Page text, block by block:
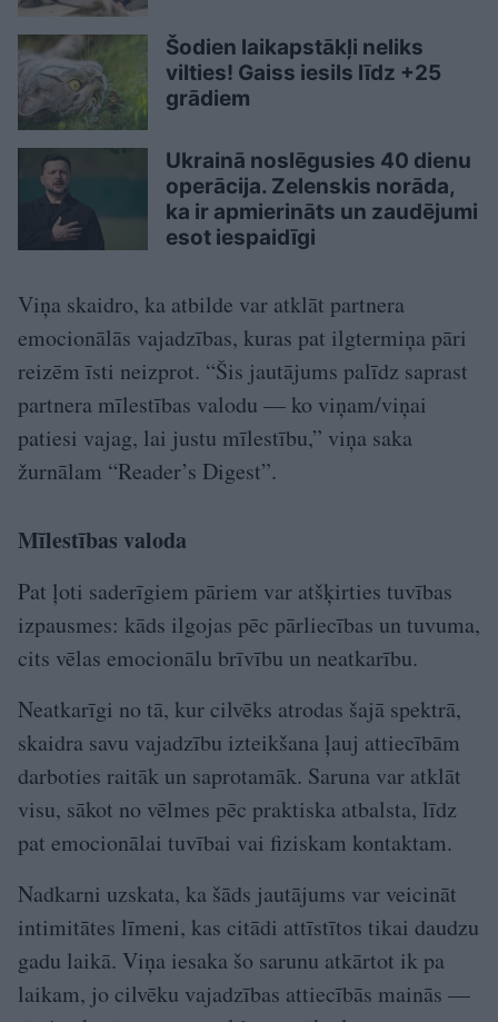
Šodien laikapstākļi neliks
vilties! Gaiss iesils līdz +25
grādiem
Ukrainā noslēgusies 40 dienu
operācija. Zelenskis norāda,
ka ir apmierināts un zaudējumi
esot iespaidīgi
Viņa skaidro, ka atbilde var atklāt partnera
emocionālās vajadzības, kuras pat ilgtermiņa pāri
reizēm īsti neizprot. “Šis jautājums palīdz saprast
partnera mīlestības valodu — ko viņam/viņai
patiesi vajag, lai justu mīlestību,” viņa saka
žurnālam “Reader’s Digest”.
Mīlestības valoda
Pat ļoti saderīgiem pāriem var atšķirties tuvības
izpausmes: kāds ilgojas pēc pārliecības un tuvuma,
cits vēlas emocionālu brīvību un neatkarību.
Neatkarīgi no tā, kur cilvēks atrodas šajā spektrā,
skaidra savu vajadzību izteikšana ļauj attiecībām
darboties raitāk un saprotamāk. Saruna var atklāt
visu, sākot no vēlmes pēc praktiska atbalsta, līdz
pat emocionālai tuvībai vai fiziskam kontaktam.
Nadkarni uzskata, ka šāds jautājums var veicināt
intimitātes līmeni, kas citādi attīstītos tikai daudzu
gadu laikā. Viņa iesaka šo sarunu atkārtot ik pa
laikam, jo cilvēku vajadzības attiecībās mainās —